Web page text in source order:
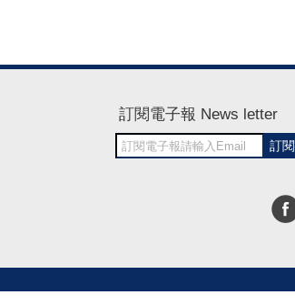
訂閱電子報 News letter
訂閱